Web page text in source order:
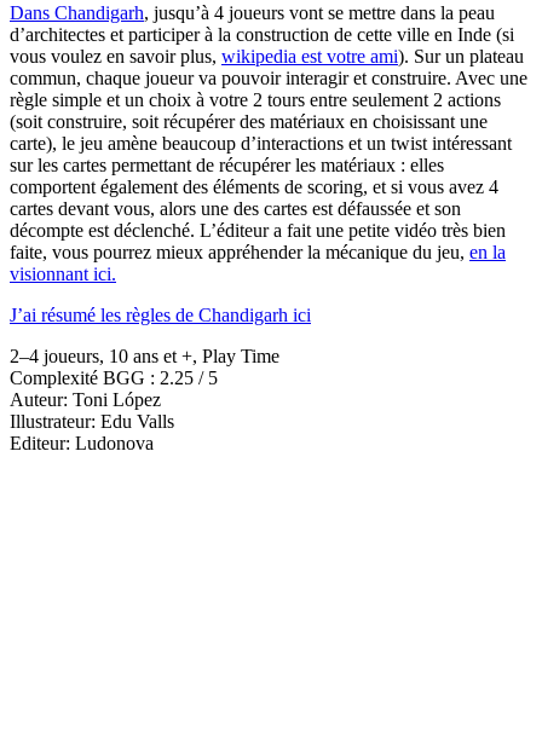
Dans Chandigarh, jusqu’à 4 joueurs vont se mettre dans la peau
d’architectes et participer à la construction de cette ville en Inde (si
vous voulez en savoir plus, wikipedia est votre ami). Sur un plateau
commun, chaque joueur va pouvoir interagir et construire. Avec une
règle simple et un choix à votre 2 tours entre seulement 2 actions
(soit construire, soit récupérer des matériaux en choisissant une
carte), le jeu amène beaucoup d’interactions et un twist intéressant
sur les cartes permettant de récupérer les matériaux : elles
comportent également des éléments de scoring, et si vous avez 4
cartes devant vous, alors une des cartes est défaussée et son
décompte est déclenché. L’éditeur a fait une petite vidéo très bien
faite, vous pourrez mieux appréhender la mécanique du jeu, en la
visionnant ici.
J’ai résumé les règles de Chandigarh ici
2–4 joueurs, 10 ans et +, Play Time
Complexité BGG : 2.25 / 5
Auteur: Toni López
Illustrateur: Edu Valls
Editeur: Ludonova